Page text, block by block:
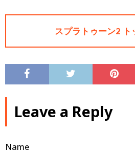
スプラトゥーン2 ト
Leave a Reply
Name